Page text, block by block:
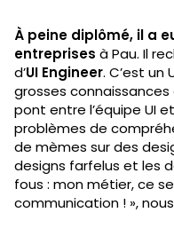
À peine diplômé, il a
entreprises à Pau. Il
d’UI Engineer. C’est un
grosses
pont entre l’équipe UI
problèmes de
de mèmes sur des
designs farfelus et les
fous : mon métier, ce
communication ! »,